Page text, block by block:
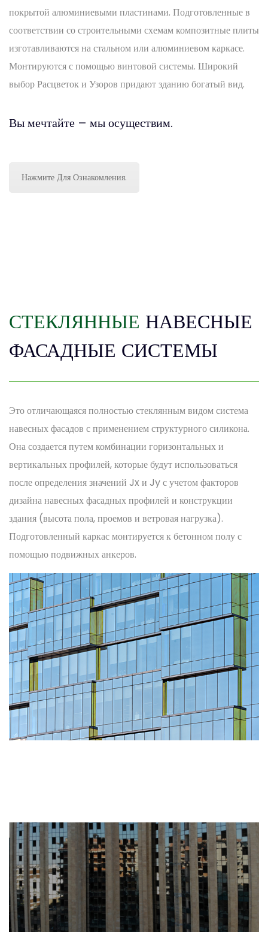
покрытой алюминиевыми пластинами. Подготовленные в
соответствии со строительными схемам композитные плиты
изготавливаются на стальном или алюминиевом каркасе.
Монтируются с помощью винтовой системы. Широкий
выбор Расцветок и Узоров придают зданию богатый вид.
Вы мечтайте – мы осуществим.
Нажмите Для Ознакомления.
СТЕКЛЯННЫЕ НАВЕСНЫЕ
ФАСАДНЫЕ СИСТЕМЫ
Это отличающаяся полностью стеклянным видом система
навесных фасадов с применением структурного силикона.
Она создается путем комбинации горизонтальных и
вертикальных профилей, которые будут использоваться
после определения значений Jx и Jy с учетом факторов
дизайна навесных фасадных профилей и конструкции
здания (высота пола, проемов и ветровая нагрузка).
Подготовленный каркас монтируется к бетонном полу с
помощью подвижных анкеров.
Нажмите Для Ознакомления.